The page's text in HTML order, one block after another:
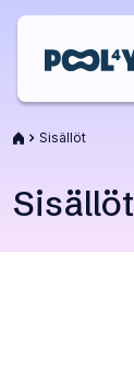
EtusivuSisällöt
Sisällöt